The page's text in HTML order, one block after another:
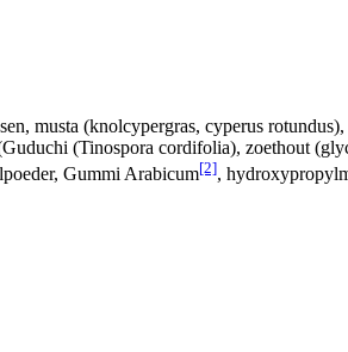
musta (knolcypergras, cyperus
(Tinospora cordifolia), zoethout
Gummi Arabicum[2],